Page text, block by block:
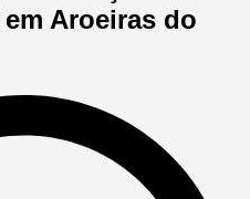
Aroeiras do